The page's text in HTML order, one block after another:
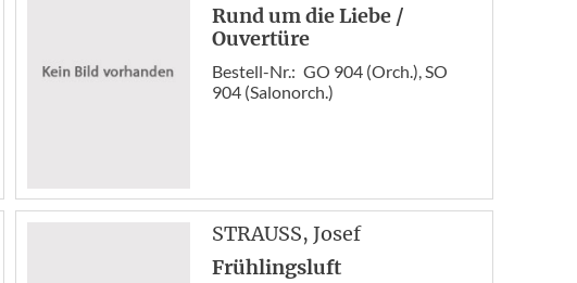
Rund um die Liebe /
Ouvertüre
Bestell-Nr.: GO 904 (Orch.), SO
904 (Salonorch.)
STRAUSS, Josef
Frühlingsluft